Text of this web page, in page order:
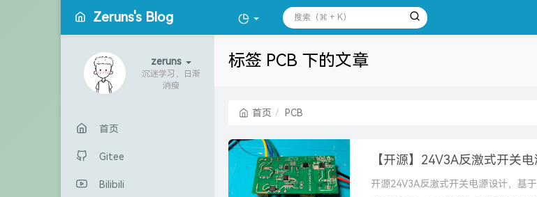
Zeruns's Blog
zeruns
沉迷学习，日渐
消瘦
首页
Gitee
Bilibili
标签 PCB 下的文章
首页 PCB
开源24V3A反激式开关电源设计，基